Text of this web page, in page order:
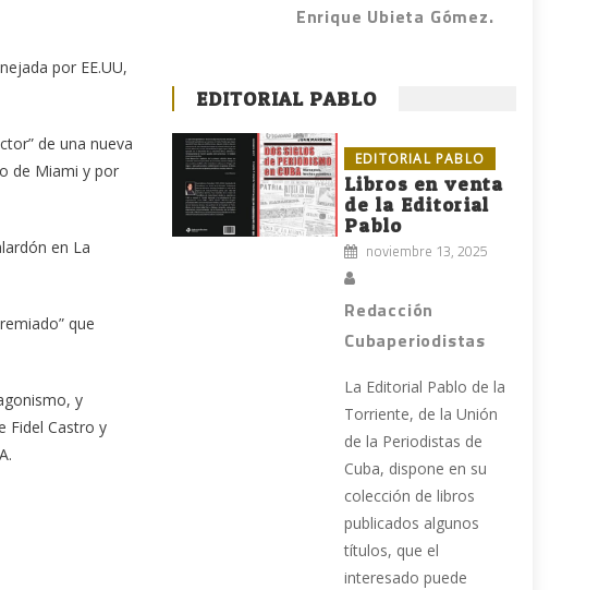
por EE.UU,
de una nueva
de Miami y por
en La
que
y
Fidel Castro y
Enrique Ubieta Gómez.
EDITORIAL PABLO
EDITORIAL PABLO
Libros en venta
de la Editorial
Pablo
noviembre 13, 2025
Redacción
Cubaperiodistas
La Editorial Pablo de la
Torriente, de la Unión
de la Periodistas de
Cuba, dispone en su
colección de libros
publicados algunos
títulos, que el
interesado puede